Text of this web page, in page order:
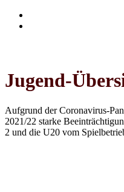
Jugend-
Aufgrund der Coronavirus-
2021/22 starke
2 und die U20 vom